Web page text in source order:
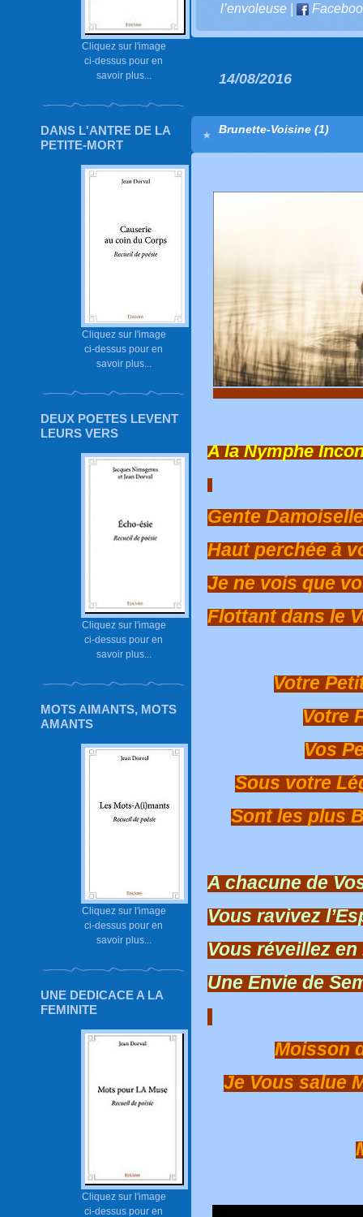
Cliquez sur l'image
ci-dessus pour en
savoir plus...
DANS L'ANTRE DE LA
PETITE-MORT
Cliquez sur l'image
ci-dessus pour en
savoir plus...
DEUX POETES LEVENT
LEURS VERS
Cliquez sur l'image
ci-dessus pour en
savoir plus...
MOTS AIMANTS, MOTS
AMANTS
Cliquez sur l'image
ci-dessus pour en
savoir plus...
UNE DEDICACE A LA
FEMINITE
Cliquez sur l'image
ci-dessus pour en
l’envoleuse
14/08/2016
Brunette-Voisine (1)
A la Nymphe
Gente
Haut perchée à
Je ne vois que
Flottant dans le
Votre
Votre
Vos
Sous votre
Sont les plus
A chacune de
Vous ravivez
Vous réveillez en
Une Envie de
Moisson
Je Vous salue